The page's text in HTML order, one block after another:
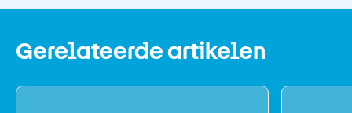
Gerelateerde artikelen